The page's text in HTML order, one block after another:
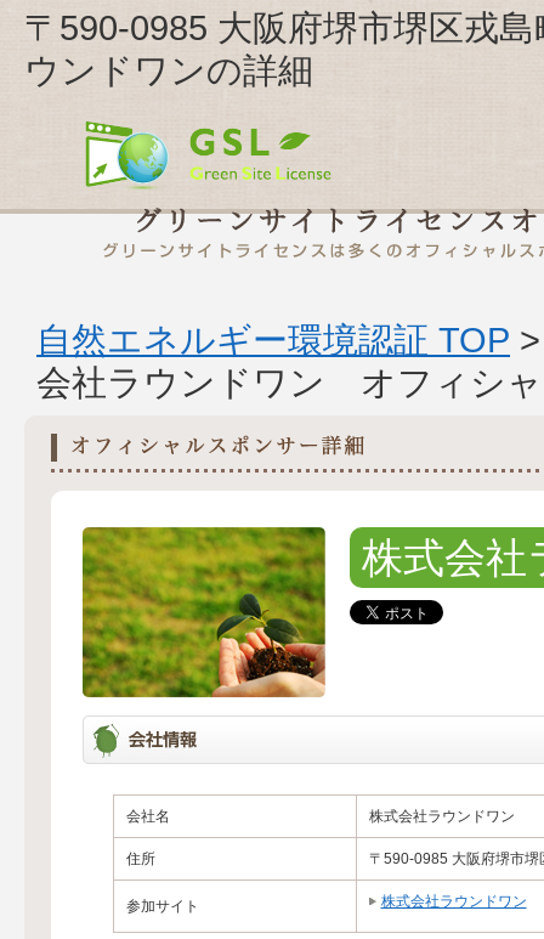
〒590-0985 大阪府堺市堺区戎
ウンドワンの詳細
自然エネルギー環境認証 TOP
会社ラウンドワン オフィシ
株式会社
会社名 株式会社ラウンドワン
住所 〒590-0985 大阪府堺市堺
参加サイト 株式会社ラウンドワン